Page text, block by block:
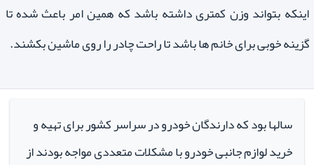
اینکه بتواند وزن کمتری داشته باشد که همین امر باعث شده تا
گزینه خوبی برای خانم ها باشد تا راحت چادر را روی ماشین بکشند.
سالها بود که دارندگان خودرو در سراسر کشور برای تهیه و
خرید لوازم جانبی خودرو با مشکلات متعددی مواجه بودند از